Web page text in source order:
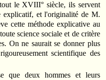
le XVIII° siècle, ils servent
explicatif, et l'originalité de M.
cette méthode explicative au
science sociale et de critère
On ne saurait se donner plus
scientifique des
que deux hommes et leurs